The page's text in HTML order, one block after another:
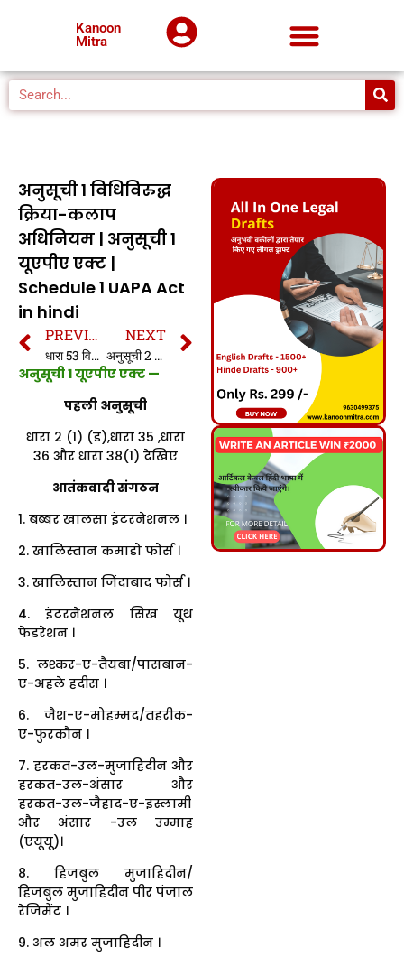
Kanoon
Mitra
अनुसूची 1 विधिविरुद्ध
क्रिया-कलाप
अधिनियम | अनुसूची 1
यूएपीए एक्ट |
Schedule 1 UAPA Act
in hindi
PREVIOUS
धारा 53 विधिविरुद्ध क्रिया-कलाप अधिनियम | धारा 53 यूएपीए एक्ट | Section 53 UAPA Act in hindi
NEXT
अनुसूची 2 विधिविरुद्ध क्रिया-कलाप अधिनियम | अनुसूची 2 यूएपीए एक्ट | Schedule 2 UAPA Act in hindi
अनुसूची 1 यूएपीए एक्ट —
पहली अनुसूची
धारा 2 (1) (ड),धारा 35 ,धारा
36 और धारा 38(1) देखिए
आतंकवादी संगठन
1. बब्बर खालसा इंटरनेशनल ।
2. खालिस्तान कमांडो फोर्स ।
3. खालिस्तान जिंदाबाद फोर्स ।
4. इंटरनेशनल सिख यूथ
फेडरेशन ।
5. लश्कर-ए-तैयबा/पासबान-
ए-अहले हदीस ।
6. जैश-ए-मोहम्मद/तहरीक-
ए-फुरकौन ।
7. हरकत-उल-मुजाहिदीन और
हरकत-उल-अंसार और
हरकत-उल-जैहाद-ए-इस्लामी
और अंसार -उल उम्माह
(एयूयू)।
8. हिजबुल मुजाहिदीन/
हिजबुल मुजाहिदीन पीर पंजाल
रेजिमेंट ।
9. अल अमर मुजाहिदीन ।